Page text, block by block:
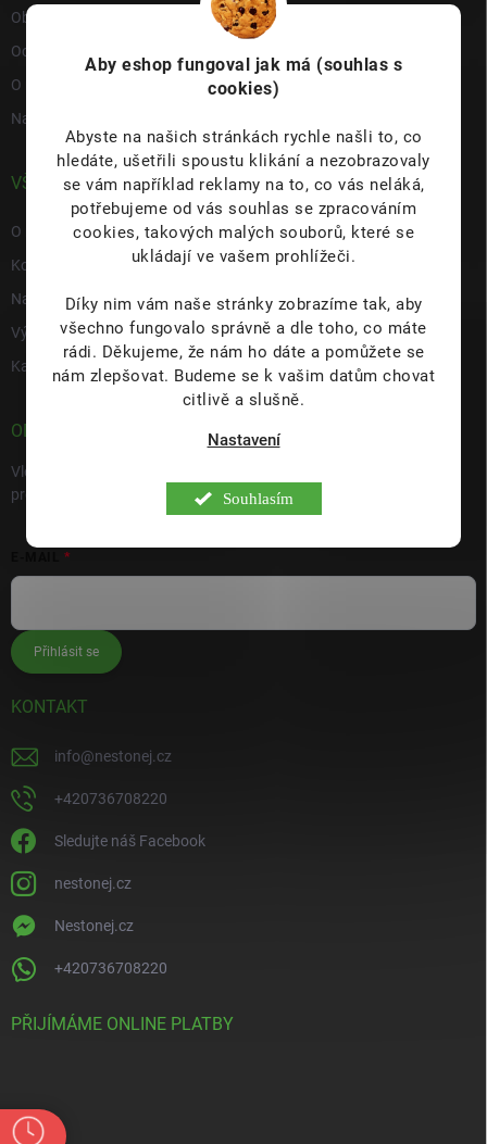
Aby eshop fungoval jak má (souhlas s
cookies)
Abyste na našich stránkách rychle našli to, co
hledáte, ušetřili spoustu klikání a nezobrazovaly
se vám například reklamy na to, co vás neláká,
potřebujeme od vás souhlas se zpracováním
cookies, takových malých souborů, které se
ukládají ve vašem prohlížeči.
Díky nim vám naše stránky zobrazíme tak, aby
všechno fungovalo správně a dle toho, co máte
rádi. Děkujeme, že nám ho dáte a pomůžete se
nám zlepšovat. Budeme se k vašim datům chovat
citlivě a slušně.
Nastavení
Souhlasím
Obchodní podmínky
Ochrana osobních údajů
O nás
Napište nám
VŠE O NÁS
O nás
Kontakty
Napište nám
Výdejní místo s prodejnou Hulín
Kariéra
ODEBÍRAT NEWSLETTER
Vložte svůj e-mail a my vám budeme zasílat informace o nových
produktech na našem e-shopu.
Přihlásit se
KONTAKT
info@nestonej.cz
+420736708220
Sledujte náš Facebook
nestonej.cz
Nestonej.cz
+420736708220
PŘIJÍMÁME ONLINE PLATBY